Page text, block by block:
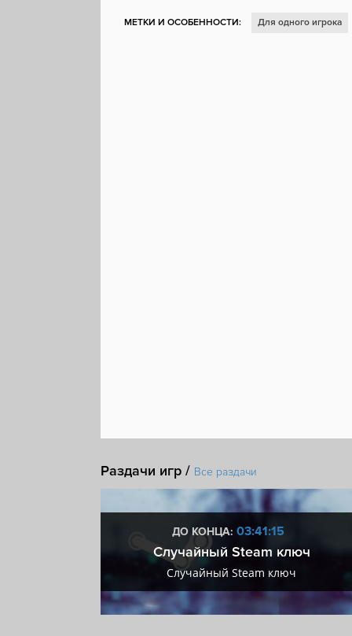
МЕТКИ И ОСОБЕННОСТИ: Для одного игрока
Раздачи игр / Все раздачи
ДО КОНЦА: 03:41:14
Случайный Steam ключ
Случайный Steam ключ